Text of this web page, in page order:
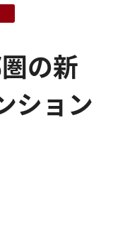
ービス
の新
ション